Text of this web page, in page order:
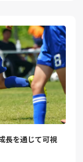
長を通じて可視